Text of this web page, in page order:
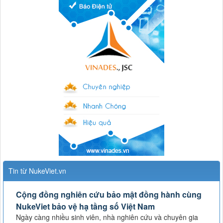
Tin từ NukeViet.vn
Cộng đồng nghiên cứu bảo mật đồng hành cùng
NukeViet bảo vệ hạ tầng số Việt Nam
Ngày càng nhiều sinh viên, nhà nghiên cứu và chuyên gia